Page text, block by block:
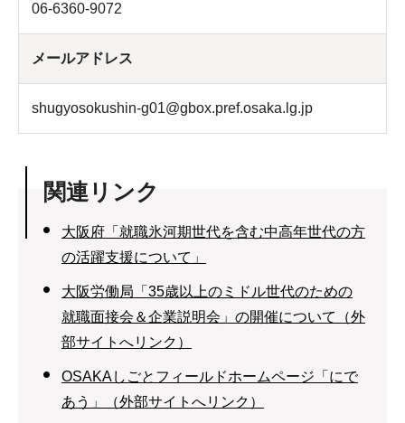
06-6360-9072
メールアドレス
shugyosokushin-g01@gbox.pref.osaka.lg.jp
関連リンク
大阪府「就職氷河期世代を含む中高年世代の方
の活躍支援について」
大阪労働局「35歳以上のミドル世代のための
就職面接会＆企業説明会」の開催について（外
部サイトへリンク）
OSAKAしごとフィールドホームページ「にで
あう」（外部サイトへリンク）